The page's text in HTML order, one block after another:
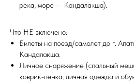
река, море — Кандалакша).
Что НЕ включено:
Билеты на поезд/самолет до г.
Кандалакша.
Личное снаряжение (спальный
коврик-пенка, личная одежда и